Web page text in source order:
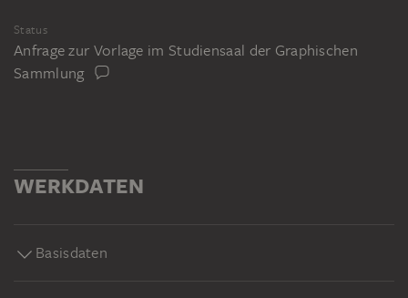
Status
Anfrage zur Vorlage im Studiensaal der Graphischen
Sammlung
WERKDATEN
Basisdaten